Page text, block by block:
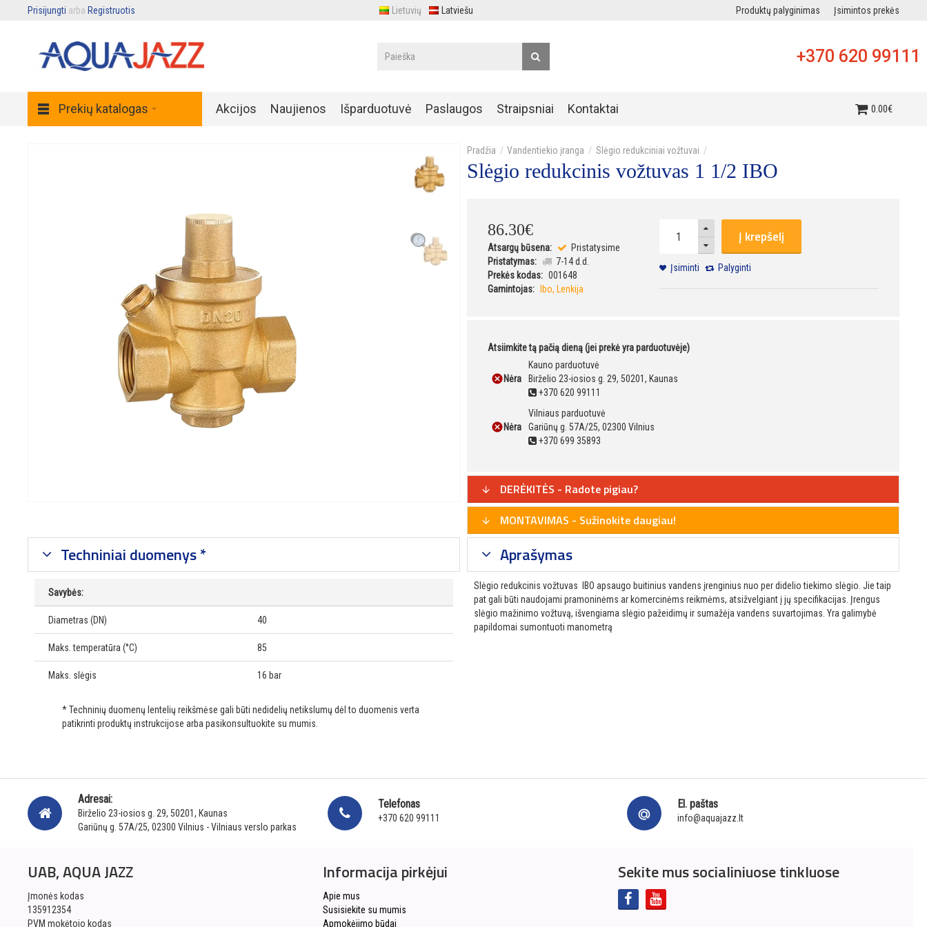
Prisijungti arba Registruotis Lietuvių Latviešu Produktų palyginimas Įsimintos prekės
+370 620 99111
Prekių katalogas Akcijos Naujienos Išparduotuvė Paslaugos Straipsniai Kontaktai 0.00€
Vandentiekio įranga Slėgio redukciniai vožtuvai
Slėgio redukcinis vožtuvas 1 1/2 IBO
86.30€
Atsargų būsena:
Pristatysime
Pristatymas:
7-14 d.d.
Prekės kodas: 001648
Gamintojas:
Ibo, Lenkija
Į krepšelį
Įsiminti Palyginti
Atsiimkite tą pačią dieną (jei prekė yra parduotuvėje)
Nėra
Kauno parduotuvė
Birželio 23-iosios g. 29, 50201, Kaunas
+370 620 99111
Nėra
Vilniaus parduotuvė
Gariūnų g. 57A/25, 02300 Vilnius
+370 699 35893
DERĖKITĖS - Radote pigiau?
MONTAVIMAS - Sužinokite daugiau!
Techniniai duomenys *
Savybės:
Diametras (DN) 40
Maks. temperatūra (°C) 85
Maks. slėgis 16 bar
* Techninių duomenų lentelių reikšmėse gali būti nedidelių netikslumų dėl to duomenis verta
patikrinti produktų instrukcijose arba pasikonsultuokite su mumis.
Aprašymas
Slėgio redukcinis vožtuvas IBO apsaugo buitinius vandens įrenginius nuo per didelio tiekimo slėgio. Jie taip
pat gali būti naudojami pramoninėms ar komercinėms reikmėms, atsižvelgiant į jų specifikacijas. Įrengus
slėgio mažinimo vožtuvą, išvengiama slėgio pažeidimų ir sumažėja vandens suvartojimas. Yra galimybė
papildomai sumontuoti manometrą
Adresai:
Birželio 23-iosios g. 29, 50201, Kaunas
Gariūnų g. 57A/25, 02300 Vilnius - Vilniaus verslo parkas
Telefonas
+370 620 99111
El. paštas
info@aquajazz.lt
UAB, AQUA JAZZ
Įmonės kodas
135912354
PVM mokėtojo kodas
Informacija pirkėjui
Apie mus
Susisiekite su mumis
Apmokėjimo būdai
Sekite mus socialiniuose tinkluose